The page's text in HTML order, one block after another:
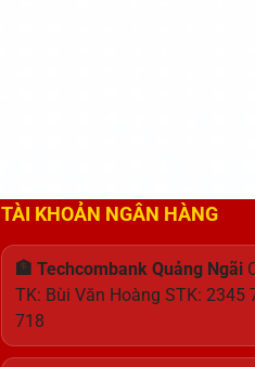
TÀI KHOẢN NGÂN HÀNG
🏦 Techcombank Quảng Ngãi
TK: Bùi Văn Hoàng STK: 2345
718